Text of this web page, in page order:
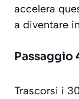
accelera
a diventare
Passaggio
Trascorsi i